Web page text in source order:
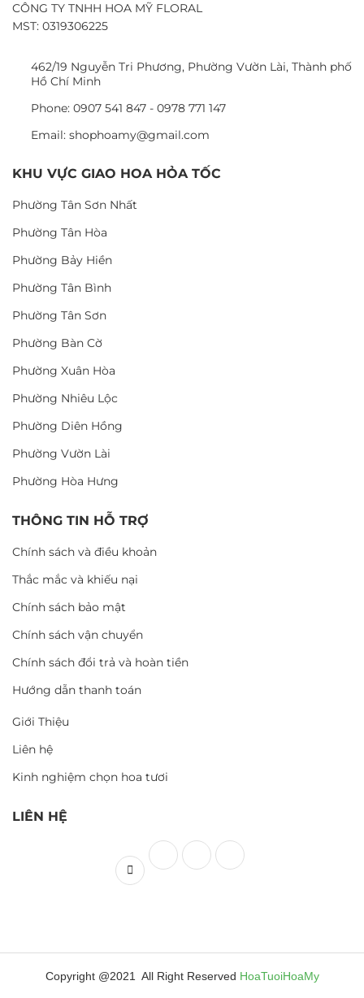
CÔNG TY TNHH HOA MỸ FLORAL
MST: 0319306225
462/19 Nguyễn Tri Phương, Phường Vườn Lài, Thành phố
Hồ Chí Minh
Phone: 0907 541 847 - 0978 771 147
Email: shophoamy@gmail.com
KHU VỰC GIAO HOA HỎA TỐC
Phường Tân Sơn Nhất
Phường Tân Hòa
Phường Bảy Hiền
Phường Tân Bình
Phường Tân Sơn
Phường Bàn Cờ
Phường Xuân Hòa
Phường Nhiêu Lộc
Phường Diên Hồng
Phường Vườn Lài
Phường Hòa Hưng
THÔNG TIN HỖ TRỢ
Chính sách và điều khoản
Thắc mắc và khiếu nại
Chính sách bảo mật
Chính sách vận chuyển
Chính sách đổi trả và hoàn tiền
Hướng dẫn thanh toán
Giới Thiệu
Liên hệ
Kinh nghiệm chọn hoa tươi
LIÊN HỆ
Copyright @2021 All Right Reserved HoaTuoiHoaMy